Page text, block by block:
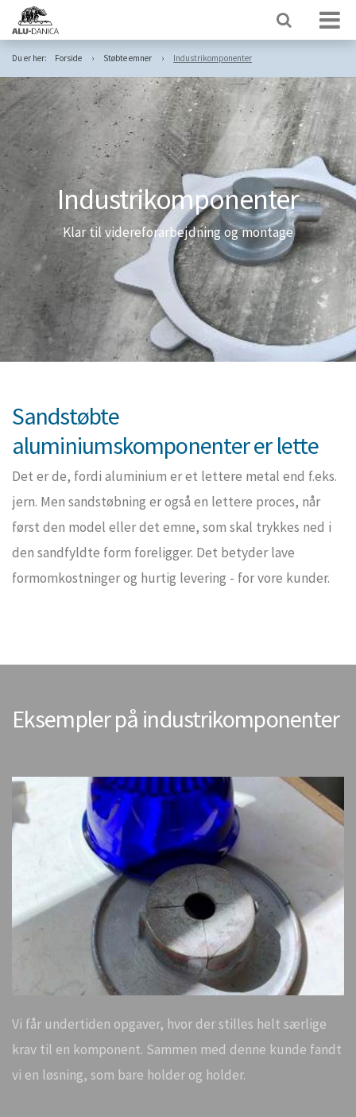
Du er her: Forside Støbte emner Industrikomponenter
Industrikomponenter
Klar til videreforarbejdning og montage
Sandstøbte
aluminiumskomponenter er lette
Det er de, fordi aluminium er et lettere metal end f.eks.
jern. Men sandstøbning er også en lettere proces, når
først den model eller det emne, som skal trykkes ned i
den sandfyldte form foreligger. Det betyder lave
formomkostninger og hurtig levering - for vore kunder.
Eksempler på industrikomponenter
Vi får undertiden opgaver, hvor der stilles helt særlige
krav til en komponent. Sammen med denne kunde fandt
vi en løsning, som bare holder og holder.